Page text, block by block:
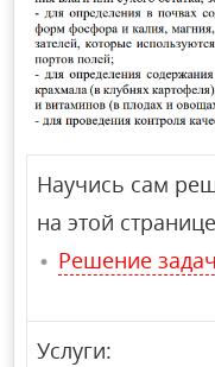
Научись сам
на этой
Решение
Услуги: